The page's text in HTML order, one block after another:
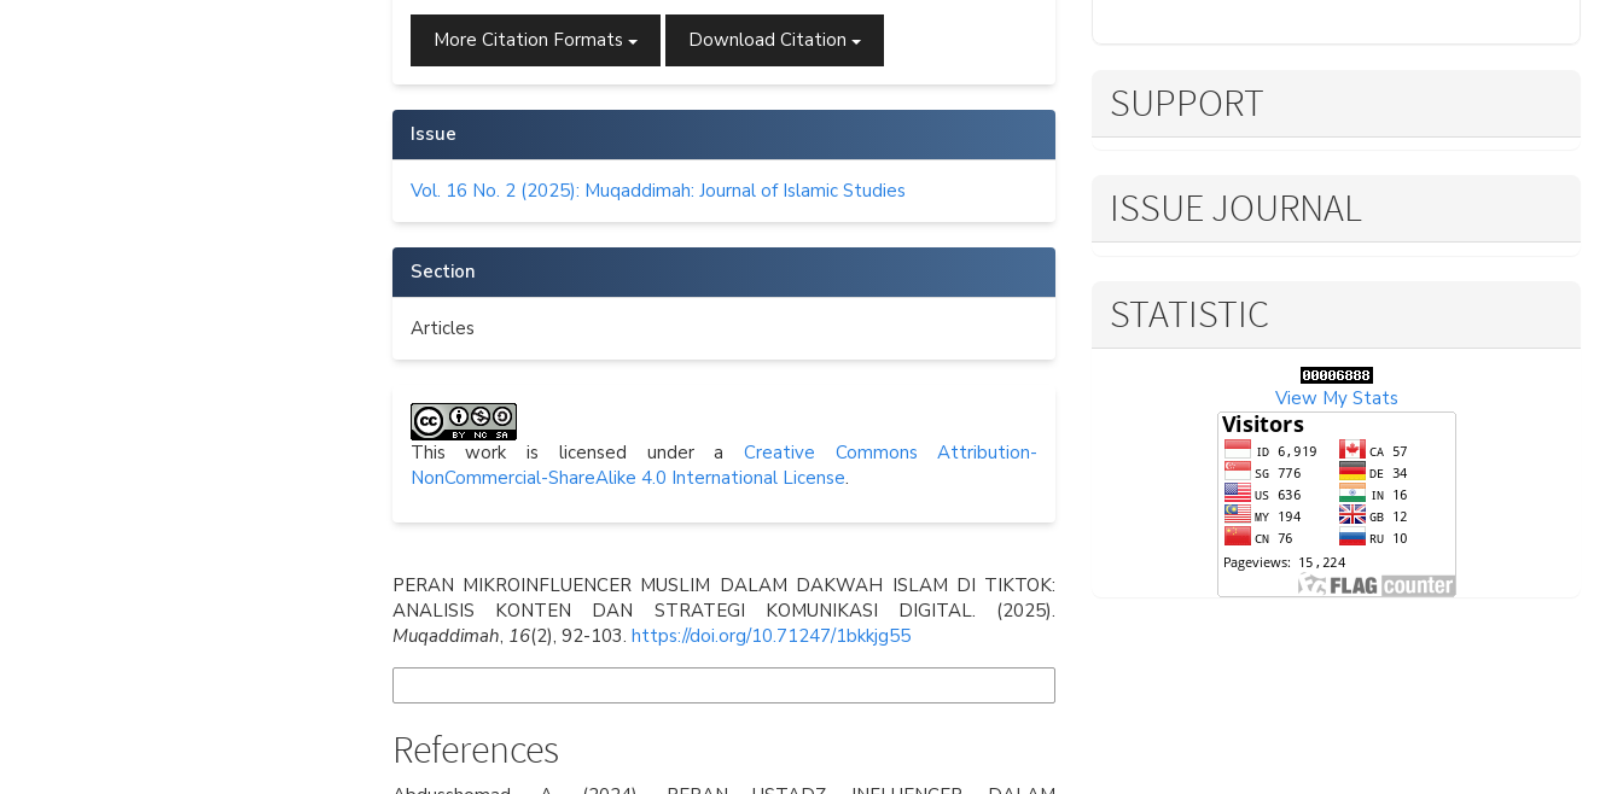
More Citation Formats Download Citation
Issue
Vol. 16 No. 2 (2025): Muqaddimah: Journal of Islamic Studies
Section
Articles
This work is licensed under a Creative Commons Attribution-
NonCommercial-ShareAlike 4.0 International License.
PERAN MIKROINFLUENCER MUSLIM DALAM DAKWAH ISLAM DI TIKTOK:
ANALISIS KONTEN DAN STRATEGI KOMUNIKASI DIGITAL. (2025).
Muqaddimah, 16(2), 92-103. https://doi.org/10.71247/1bkkjg55
References
SUPPORT
ISSUE JOURNAL
STATISTIC
View My Stats